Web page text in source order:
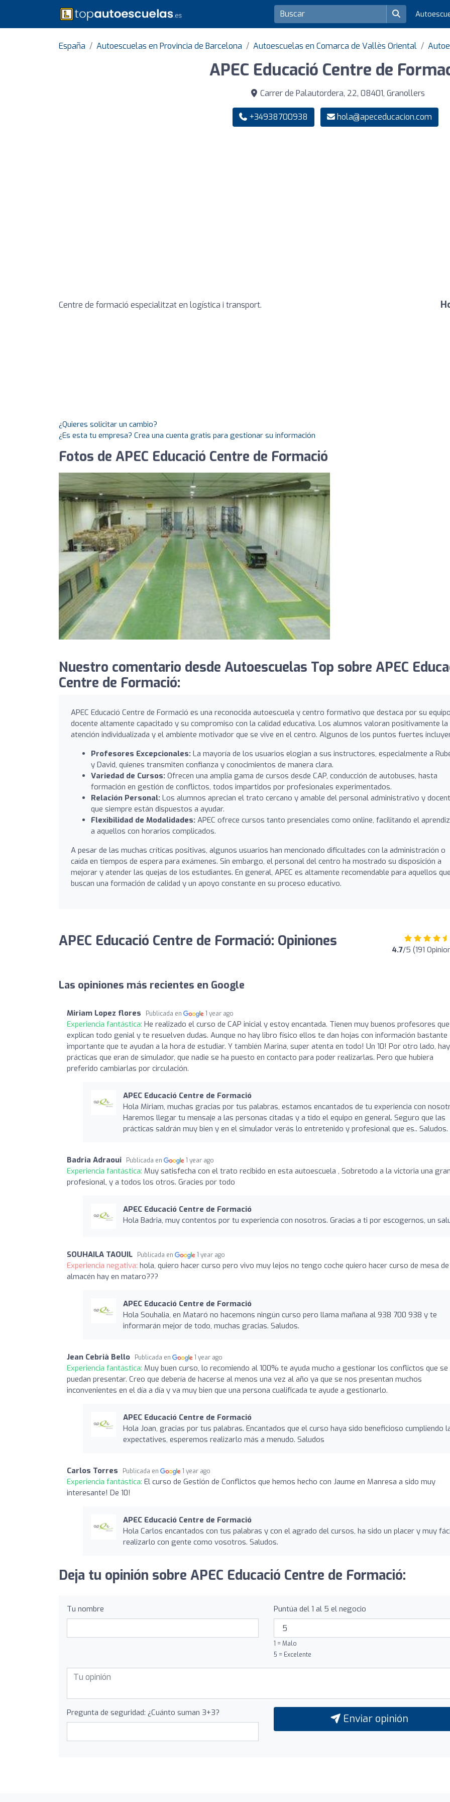
España Autoescuelas en Provincia de Barcelona Autoescuelas en Comarca de Vallès Oriental
APEC Educació Centre de
Carrer de Palautordera, 22, 08401, Granollers
+34938700938 hola@apeceducacion.com
Centre de formació especialitzat en logística i transport.
¿Quieres solicitar un cambio?
¿Es esta tu empresa? Crea una cuenta gratis para gestionar su información
Fotos de APEC Educació Centre de Formació
Nuestro comentario desde Autoescuelas Top sobre APEC
Centre de Formació:
APEC Educació Centre de Formació es una reconocida autoescuela y centro formativo que destaca por su
docente altamente capacitado y su compromiso con la calidad educativa. Los alumnos valoran positivamente la
atención individualizada y el ambiente motivador que se vive en el centro. Algunos de los puntos fuertes
Profesores Excepcionales: La mayoría de los usuarios elogian a sus instructores, especialmente a
y David, quienes transmiten confianza y conocimientos de manera clara.
Variedad de Cursos: Ofrecen una amplia gama de cursos desde CAP, conducción de autobuses, hasta
formación en gestión de conflictos, todos impartidos por profesionales experimentados.
Relación Personal: Los alumnos aprecian el trato cercano y amable del personal administrativo y
que siempre están dispuestos a ayudar.
Flexibilidad de Modalidades: APEC ofrece cursos tanto presenciales como online, facilitando el
a aquellos con horarios complicados.
A pesar de las muchas críticas positivas, algunos usuarios han mencionado dificultades con la administración o
caída en tiempos de espera para exámenes. Sin embargo, el personal del centro ha mostrado su disposición a
mejorar y atender las quejas de los estudiantes. En general, APEC es altamente recomendable para aquellos
buscan una formación de calidad y un apoyo constante en su proceso educativo.
APEC Educació Centre de Formació: Opiniones 4.7/5 (191
Las opiniones más recientes en Google
Miriam Lopez flores Publicada en 1 year ago
Experiencia fantástica: He realizado el curso de CAP inicial y estoy encantada. Tienen muy buenos profesores
explican todo genial y te resuelven dudas. Aunque no hay libro físico ellos te dan hojas con información bastante
importante que te ayudan a la hora de estudiar. Y también Marina, super atenta en todo! Un 10! Por otro lado,
prácticas que eran de simulador, que nadie se ha puesto en contacto para poder realizarlas. Pero que hubiera
preferido cambiarlas por circulación.
APEC Educació Centre de Formació
Hola Miriam, muchas gracias por tus palabras, estamos encantados de tu experiencia con
Haremos llegar tu mensaje a las personas citadas y a tido el equipo en general. Seguro que las
prácticas saldrán muy bien y en el simulador verás lo entretenido y profesional que es.. Saludos.
Badria Adraoui Publicada en 1 year ago
Experiencia fantástica: Muy satisfecha con el trato recibido en esta autoescuela , Sobretodo a la victoria una
profesional, y a todos los otros. Gracies por todo
APEC Educació Centre de Formació
Hola Badria, muy contentos por tu experiencia con nosotros. Gracias a ti por escogernos, un
SOUHAILA TAOUIL Publicada en 1 year ago
Experiencia negativa: hola, quiero hacer curso pero vivo muy lejos no tengo coche quiero hacer curso de mesa de
almacén hay en mataro???
APEC Educació Centre de Formació
Hola Souhalia, en Mataró no hacemons ningún curso pero llama mañana al 938 700 938 y te
informarán mejor de todo, muchas gracias. Saludos.
Jean Cebrià Bello Publicada en 1 year ago
Experiencia fantástica: Muy buen curso, lo recomiendo al 100% te ayuda mucho a gestionar los conflictos que se
puedan presentar. Creo que debería de hacerse al menos una vez al año ya que se nos presentan muchos
inconvenientes en el día a día y va muy bien que una persona cualificada te ayude a gestionarlo.
APEC Educació Centre de Formació
Hola Joan, gracias por tus palabras. Encantados que el curso haya sido beneficioso cumpliendo
expectatives, esperemos realizarlo más a menudo. Saludos
Carlos Torres Publicada en 1 year ago
Experiencia fantástica: El curso de Gestión de Conflictos que hemos hecho con Jaume en Manresa a sido muy
interesante! De 10!
APEC Educació Centre de Formació
Hola Carlos encantados con tus palabras y con el agrado del cursos, ha sido un placer y muy
realizarlo con gente como vosotros. Saludos.
Deja tu opinión sobre APEC Educació Centre de Formació:
Tu nombre Puntúa del 1 al 5 el negocio
1 = Malo
5 = Excelente
Pregunta de seguridad: ¿Cuánto suman 3+3? Enviar opinión